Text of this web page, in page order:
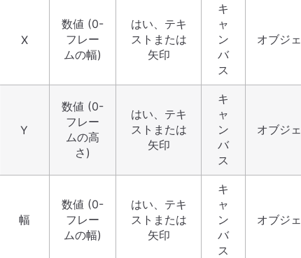
X
数値 (0-
フレー
ムの幅)
はい、テキ
ストまたは
矢印
キ
ャ
ン
バ
ス
オブジ
Y
数値 (0-
フレー
ムの高
さ)
はい、テキ
ストまたは
矢印
キ
ャ
ン
バ
ス
オブジ
幅
数値 (0-
フレー
ムの幅)
はい、テキ
ストまたは
矢印
キ
ャ
ン
バ
ス
オブジ